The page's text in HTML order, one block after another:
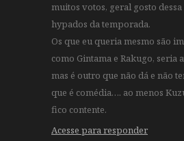
muitos votos, geral gosto dessa
hypados da temporada.
Os que eu queria mesmo são
como Gintama e Rakugo, seria
mas é outro que não dá e não
que é comédia…. ao menos
fico contente.
Acesse para responder